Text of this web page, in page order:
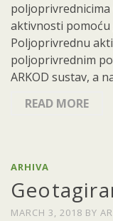
aktivnosti
Poljoprivrednu
poljoprivrednim
ARKOD sustav, a
READ MORE
ARHIVA
MARCH 3, 2018 BY